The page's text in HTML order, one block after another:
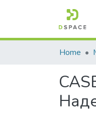
Home